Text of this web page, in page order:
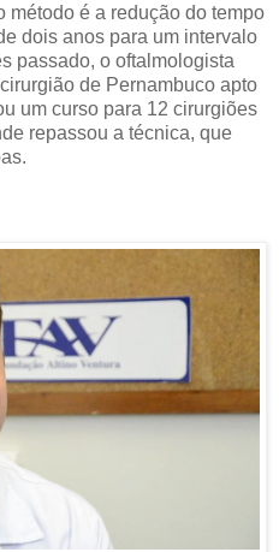
método é a redução do tempo
dois anos para um intervalo
passado, o oftalmologista
de Pernambuco apto
um curso para 12 cirurgiões
repassou a técnica, que